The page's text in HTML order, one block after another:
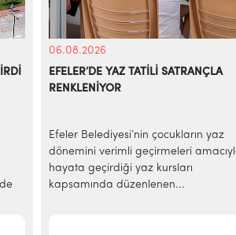
06.08.2026
EFELER’DE YAZ TATİLİ SATRANÇLA
RENKLENİYOR
Efeler Belediyesi’nin çocukların yaz
dönemini verimli geçirmeleri
hayata geçirdiği yaz kursları
kapsamında düzenlenen...